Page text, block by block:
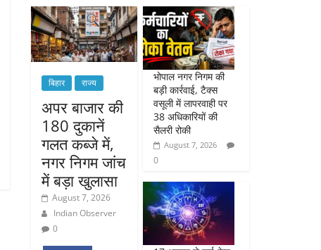
बिहार राज्य
अपर बाजार की
180 दुकानें
गलत कब्जे में,
नगर निगम जांच
में बड़ा खुलासा
August 7, 2026
Indian Observer
0
भोपाल नगर निगम की
बड़ी कार्रवाई, टैक्स
वसूली में लापरवाही पर
38 अधिकारियों की
सैलरी रोकी
August 7, 2026
0